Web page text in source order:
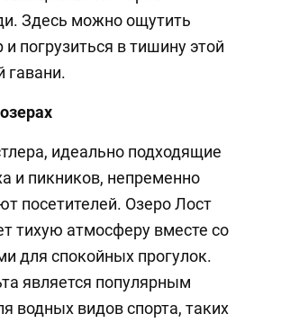
Здесь можно ощутить
погрузиться в тишину этой
гавани.
идеально подходящие
и пикников, непременно
посетителей. Озеро Лост
тихую атмосферу вместе со
для спокойных прогулок.
является популярным
водных видов спорта, таких